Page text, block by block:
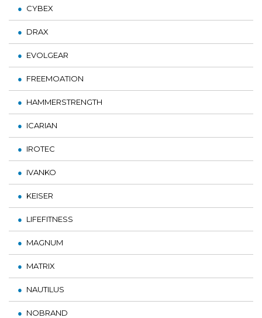
CYBEX
DRAX
EVOLGEAR
FREEMOATION
HAMMERSTRENGTH
ICARIAN
IROTEC
IVANKO
KEISER
LIFEFITNESS
MAGNUM
MATRIX
NAUTILUS
NOBRAND